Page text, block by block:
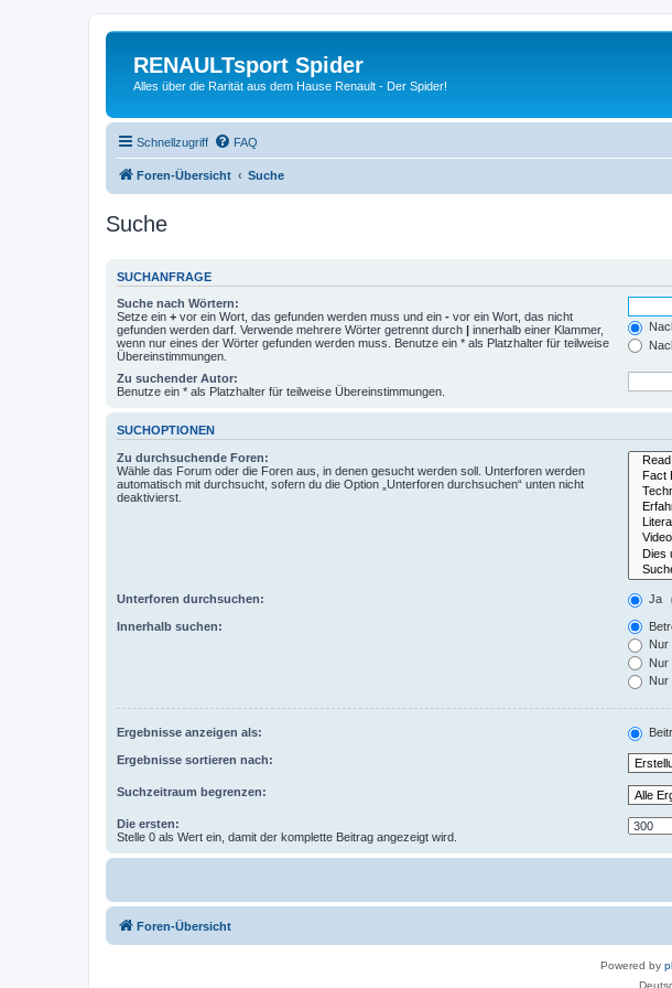
RENAULTsport Spider
Alles über die Rarität aus dem Hause Renault - Der Spider!
Schnellzugriff FAQ
Foren-Übersicht Suche
Suche
SUCHANFRAGE
Suche nach Wörtern:
Setze ein + vor ein Wort, das gefunden werden muss und ein - vor ein Wort, das nicht
gefunden werden darf. Verwende mehrere Wörter getrennt durch | innerhalb einer Klammer,
wenn nur eines der Wörter gefunden werden muss. Benutze ein * als Platzhalter für teilweise
Übereinstimmungen.
Zu suchender Autor:
Benutze ein * als Platzhalter für teilweise Übereinstimmungen.
SUCHOPTIONEN
Zu durchsuchende Foren:
Wähle das Forum oder die Foren aus, in denen gesucht werden soll. Unterforen werden
automatisch mit durchsucht, sofern du die Option „Unterforen durchsuchen“ unten nicht
deaktivierst.
Unterforen durchsuchen: Ja
Innerhalb suchen:
Nur
Nur
Nur
Ergebnisse anzeigen als:
Ergebnisse sortieren nach:
Suchzeitraum begrenzen:
Die ersten:
Stelle 0 als Wert ein, damit der komplette Beitrag angezeigt wird.
Foren-Übersicht
Powered by